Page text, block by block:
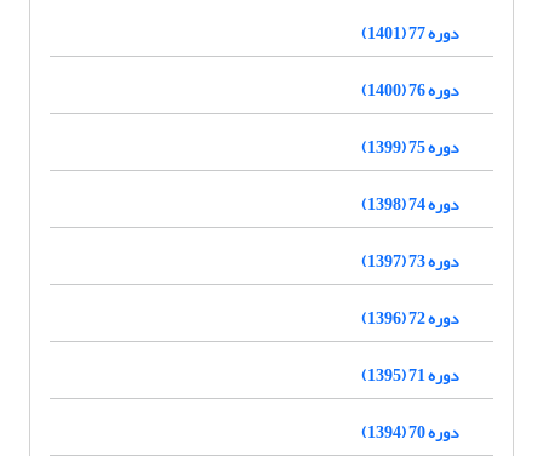
دوره 77 (1401)
دوره 76 (1400)
دوره 75 (1399)
دوره 74 (1398)
دوره 73 (1397)
دوره 72 (1396)
دوره 71 (1395)
دوره 70 (1394)